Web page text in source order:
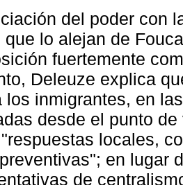
del poder con
que lo alejan de
fuertemente
Deleuze explica
los inmigrantes, en
desde el punto
locales,
en lugar
de